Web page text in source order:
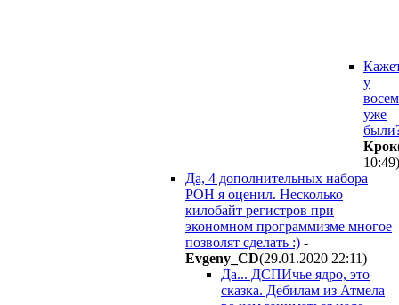
у
уже
Крок
10:49)
Да, 4 дополнительных набора
РОН я оценил. Несколько
килобайт регистров при
экономном программизме многое
позволят сделать :) -
Evgeny_CD(29.01.2020 22:11)
Да... ДСПИчье ядро, это
сказка. Дебилам из Атмела